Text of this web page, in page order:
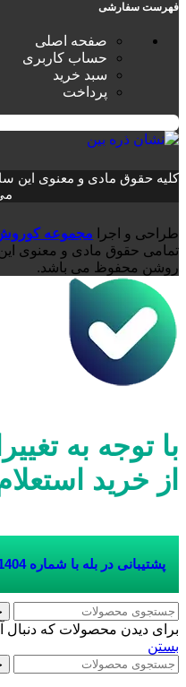
فهرست سفارشی
صفحه اصلی
حساب کاربری
سبد خرید
پرداخت
کلیه حقوق مادی و معنوی این
طراحی و اجرا مجموعه
تمامی حقوق مادی و معنوی
روشن محفوظ می باشد.
با توجه به
از خرید
پشتیبانی در بله با شماره
برای دیدن محصولات که دنبال
بستن